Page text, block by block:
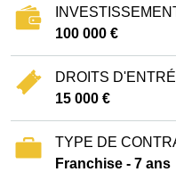
100 000 €
DROITS
15 000 €
TYPE DE
Franchise - 7 ans